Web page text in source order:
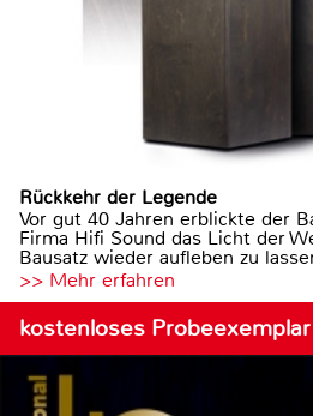
Rückkehr der Legende
Vor gut 40 Jahren erblickte der
Firma Hifi Sound das Licht der
Bausatz wieder aufleben zu
>> Mehr erfahren
kostenloses Probeexemplar